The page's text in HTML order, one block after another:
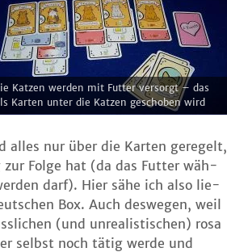
Kat­zen wer­den mit Fut­ter ver­sorgt – das
Kar­ten unter die Kat­zen gescho­ben wird
alles nur über die Kar­ten gere­gelt,
Fol­ge hat (da das Fut­ter wäh­
darf). Hier sähe ich also lie­
Box. Auch des­we­gen, weil
(und unrea­lis­ti­schen) rosa
selbst noch tätig wer­de und